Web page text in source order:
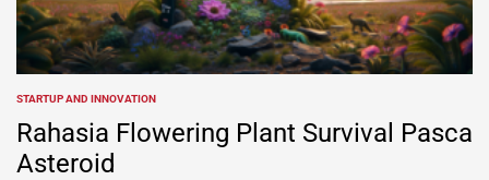
POSTED
IN
STARTUP AND INNOVATION
Rahasia Flowering Plant Survival Pasca
Asteroid